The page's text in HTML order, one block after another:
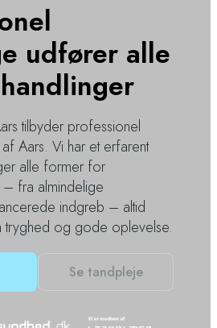
udfører alle
tilbyder professionel
Aars. Vi har et erfarent
alle former for
fra almindelige
indgreb – altid
tryghed og gode oplevelse.
Se tandpleje